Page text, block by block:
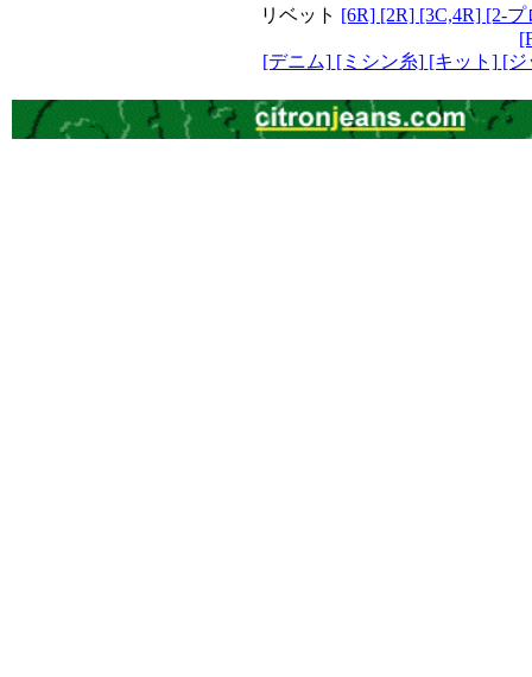
リベット [6R] [2R] [3C,4R] [2-プ
[デニム] [ミシン糸] [キット] [